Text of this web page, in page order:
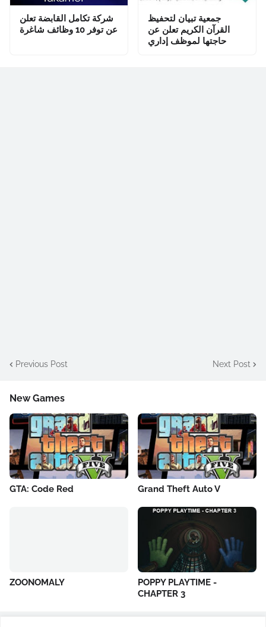
شركة تكامل القابضة تعلن
عن توفر 10 وظائف شاغرة
جمعية تبيان لتحفيظ
القرآن الكريم تعلن عن
حاجتها لموظف إداري
Previous Post Next Post
New Games
GTA: Code Red Grand Theft Auto V
ZOONOMALY
POPPY PLAYTIME -
CHAPTER 3